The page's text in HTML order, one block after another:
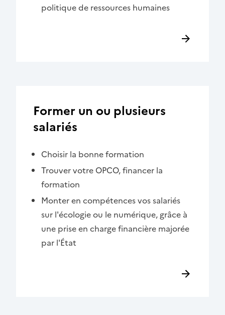
politique de ressources humaines
Former un ou plusieurs
salariés
Choisir la bonne formation
Trouver votre OPCO, financer la
formation
Monter en compétences vos salariés
sur l'écologie ou le numérique, grâce à
une prise en charge financière majorée
par l'État